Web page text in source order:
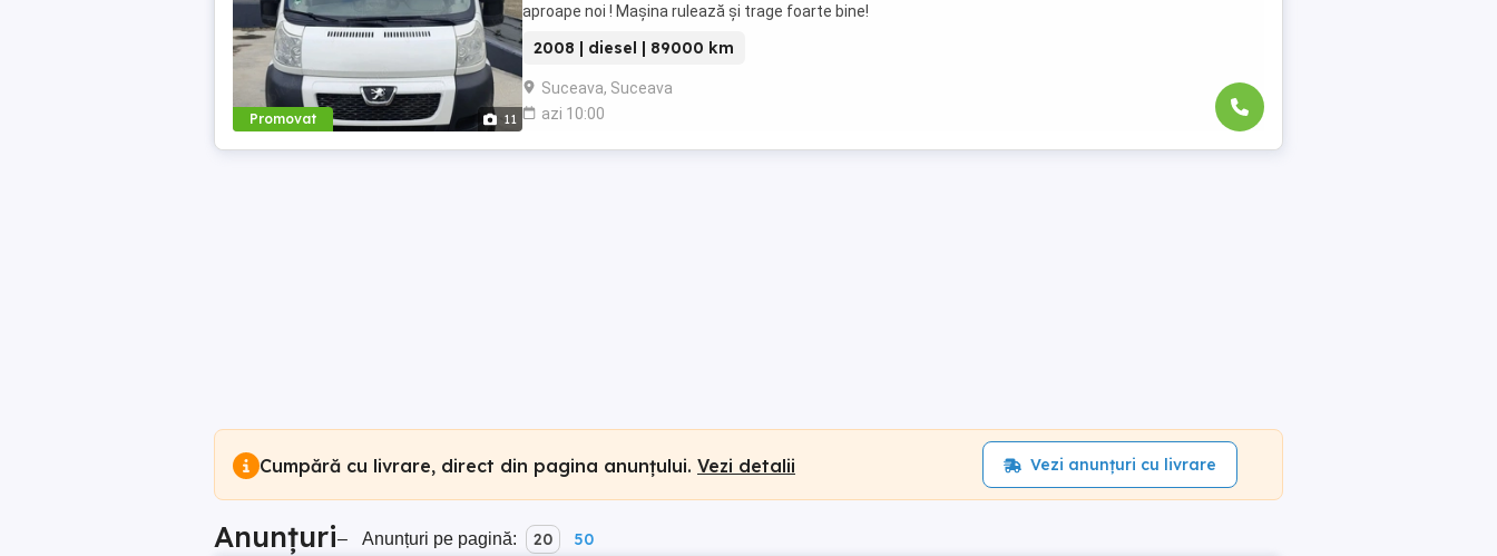
Promovat 11
aproape noi ! Mașina rulează și trage foarte bine!
2008 | diesel | 89000 km
Suceava, Suceava
azi 10:00
Cumpără cu livrare, direct din pagina anunțului. Vezi detalii Vezi anunțuri cu livrare
Anunțuri– Anunțuri pe pagină: 20 50